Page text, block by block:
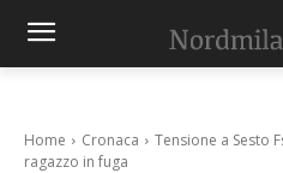
Home Cronaca
Tensione a Sesto
ragazzo in fuga